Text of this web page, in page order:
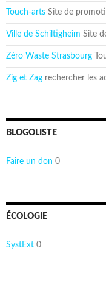
Touch-arts Site de
Ville de Schiltigheim Site
Zéro Waste Strasbourg
Zig et Zag rechercher les
BLOGOLISTE
Faire un don 0
ÉCOLOGIE
SystExt 0